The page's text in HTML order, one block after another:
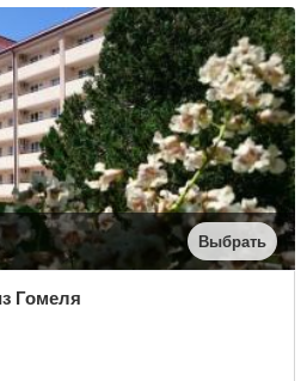
Выбрать
Гомеля